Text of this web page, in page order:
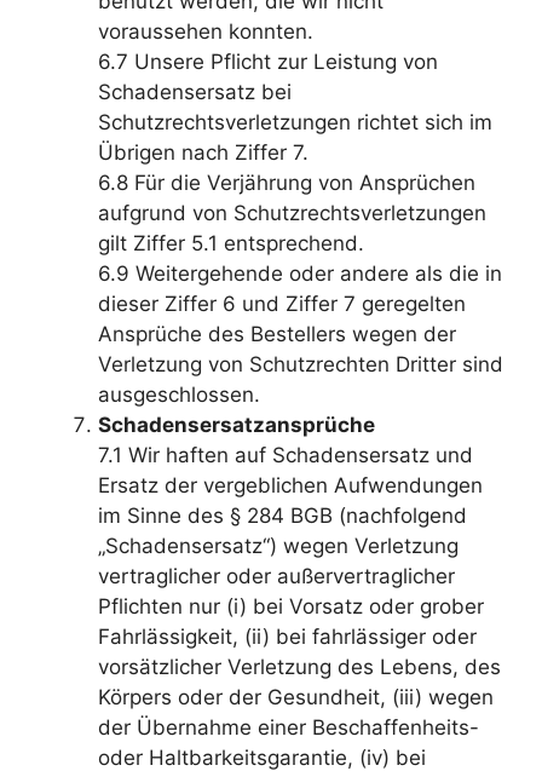
voraussehen konnten.
6.7 Unsere Pflicht zur Leistung von
Schadensersatz bei
Schutzrechtsverletzungen richtet sich im
Übrigen nach Ziffer 7.
6.8 Für die Verjährung von Ansprüchen
aufgrund von Schutzrechtsverletzungen
gilt Ziffer 5.1 entsprechend.
6.9 Weitergehende oder andere als die in
dieser Ziffer 6 und Ziffer 7 geregelten
Ansprüche des Bestellers wegen der
Verletzung von Schutzrechten Dritter sind
ausgeschlossen.
Schadensersatzansprüche
7.1 Wir haften auf Schadensersatz und
Ersatz der vergeblichen Aufwendungen
im Sinne des § 284 BGB (nachfolgend
„Schadensersatz“) wegen Verletzung
vertraglicher oder außervertraglicher
Pflichten nur (i) bei Vorsatz oder grober
Fahrlässigkeit, (ii) bei fahrlässiger oder
vorsätzlicher Verletzung des Lebens, des
Körpers oder der Gesundheit, (iii) wegen
der Übernahme einer Beschaffenheits-
oder Haltbarkeitsgarantie, (iv) bei